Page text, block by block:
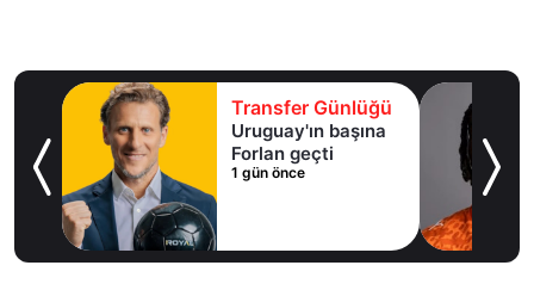
Transfer Günlüğü
Uruguay'ın başına
Forlan geçti
1 gün önce